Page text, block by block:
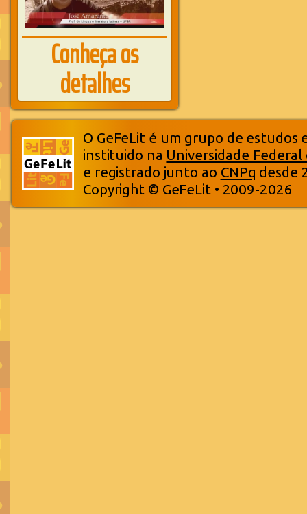
Conheça os
detalhes
O GeFeLit é um grupo de estudos
instituido na Universidade Federal
e registrado junto ao CNPq desde
Copyright © GeFeLit • 2009-2026